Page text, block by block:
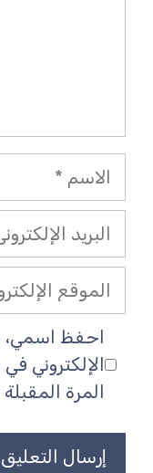
الاسم
البريد
الإلكتروني
الموقع
الإلكتروني
احفظ اسمي،
الإلكتروني
المرة